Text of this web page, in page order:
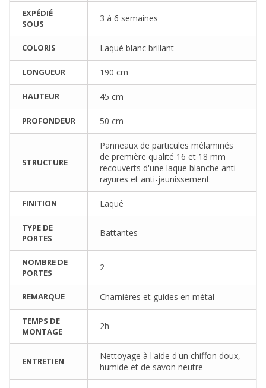
EXPÉDIÉ
SOUS
3 à 6 semaines
COLORIS Laqué blanc brillant
LONGUEUR 190 cm
HAUTEUR 45 cm
PROFONDEUR 50 cm
STRUCTURE
Panneaux de particules mélaminés
de première qualité 16 et 18 mm
recouverts d'une laque blanche anti-
rayures et anti-jaunissement
FINITION Laqué
TYPE DE
PORTES
Battantes
NOMBRE DE
PORTES
2
REMARQUE Charnières et guides en métal
TEMPS DE
MONTAGE
2h
ENTRETIEN
Nettoyage à l'aide d'un chiffon doux,
humide et de savon neutre